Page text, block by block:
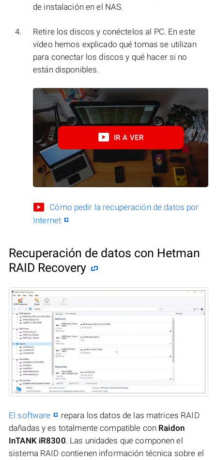
de instalación en el NAS.
Retire los discos y conéctelos al PC. En este
vídeo hemos explicado qué tomas se utilizan
para conectar los discos y qué hacer si no
están disponibles.
IR A VER
Cómo pedir la recuperación de datos por
Internet
Recuperación de datos con Hetman
RAID Recovery
El software
repara los datos de las matrices RAID
dañadas y es totalmente compatible con Raidon
InTANK iR8300. Las unidades que componen el
sistema RAID contienen información técnica sobre el